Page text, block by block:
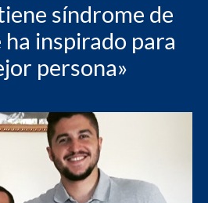
síndrome de
inspirado para
persona»